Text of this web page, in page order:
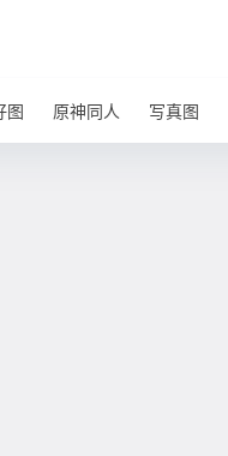
图 原神同人 写真图